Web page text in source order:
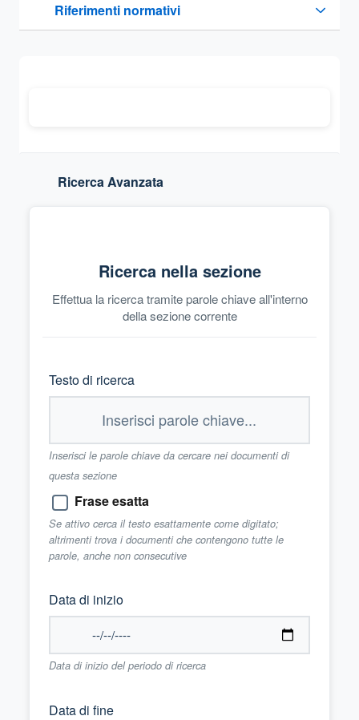
Riferimenti normativi
Sezione compressa
Ricerca Avanzata
Ricerca nella sezione
Effettua la ricerca tramite parole chiave all'interno
della sezione corrente
Testo di ricerca
Inserisci le parole chiave da cercare nei documenti di
questa sezione
Frase esatta
Se attivo cerca il testo esattamente come digitato;
altrimenti trova i documenti che contengono tutte le
parole, anche non consecutive
Data di inizio
Data di inizio del periodo di ricerca
Data di fine